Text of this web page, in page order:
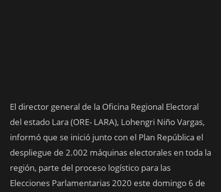
El director general de la Oficina Regional Electoral
del estado Lara (ORE- LARA), Lohengri Niño Vargas,
informó que se inició junto con el Plan República el
despliegue de 2.002 máquinas electorales en toda la
región, parte del proceso logístico para las
Elecciones Parlamentarias 2020 este domingo 6 de